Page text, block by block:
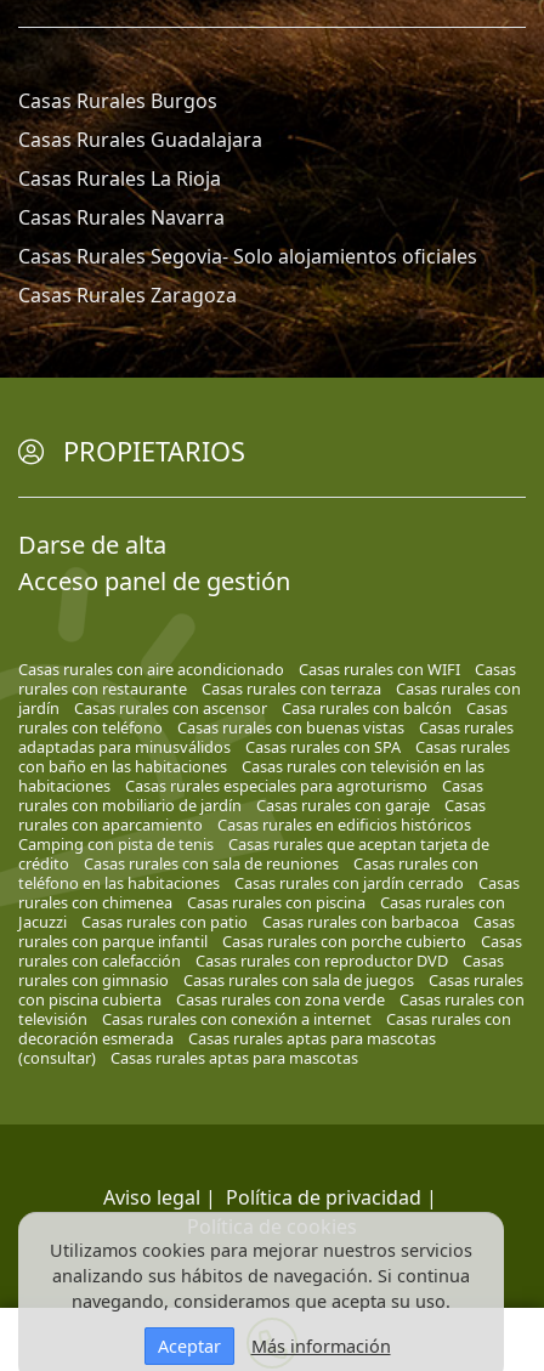
Casas Rurales Burgos
Casas Rurales Guadalajara
Casas Rurales La Rioja
Casas Rurales Navarra
Casas Rurales Segovia- Solo alojamientos oficiales
Casas Rurales Zaragoza
PROPIETARIOS
Darse de alta
Acceso panel de gestión
Casas rurales con aire acondicionado Casas rurales con WIFI
Casas
rurales con restaurante
Casas rurales con terraza
Casas rurales con
jardín
Casas rurales con ascensor Casa rurales con balcón
Casas
rurales con teléfono
Casas rurales con buenas vistas
Casas rurales
adaptadas para minusválidos
Casas rurales con SPA
Casas rurales
con baño en las habitaciones
Casas rurales con televisión en las
habitaciones
Casas rurales especiales para agroturismo
Casas
rurales con mobiliario de jardín
Casas rurales con garaje
Casas
rurales con aparcamiento
Casas rurales en edificios históricos
Camping con pista de tenis
Casas rurales que aceptan tarjeta de
crédito
Casas rurales con sala de reuniones
Casas rurales con
teléfono en las habitaciones
Casas rurales con jardín cerrado
Casas
rurales con chimenea
Casas rurales con piscina
Casas rurales con
Jacuzzi
Casas rurales con patio Casas rurales con barbacoa
Casas
rurales con parque infantil
Casas rurales con porche cubierto
Casas
rurales con calefacción
Casas rurales con reproductor DVD
Casas
rurales con gimnasio
Casas rurales con sala de juegos
Casas rurales
con piscina cubierta
Casas rurales con zona verde
Casas rurales con
televisión
Casas rurales con conexión a internet
Casas rurales con
decoración esmerada
Casas rurales aptas para mascotas
(consultar)
Casas rurales aptas para mascotas
Aviso legal | Política de privacidad |
Política de cookies
Utilizamos cookies para mejorar nuestros servicios
analizando sus hábitos de navegación. Si continua
navegando, consideramos que acepta su uso.
Aceptar
Más información